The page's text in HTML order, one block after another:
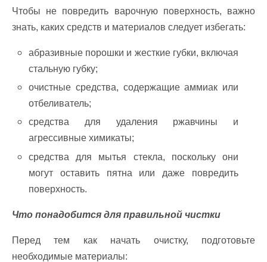
Чтобы не повредить варочную поверхность, важно
знать, каких средств и материалов следует избегать:
абразивные порошки и жесткие губки, включая
стальную губку;
очистные средства, содержащие аммиак или
отбеливатель;
средства для удаления ржавчины и
агрессивные химикаты;
средства для мытья стекла, поскольку они
могут оставить пятна или даже повредить
поверхность.
Что понадобится для правильной чистки
Перед тем как начать очистку, подготовьте
необходимые материалы: